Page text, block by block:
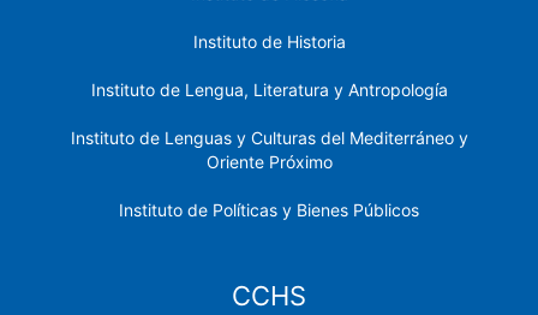
Instituto de Historia
Instituto de Lengua, Literatura y Antropología
Instituto de Lenguas y Culturas del Mediterráneo y
Oriente Próximo
Instituto de Políticas y Bienes Públicos
CCHS